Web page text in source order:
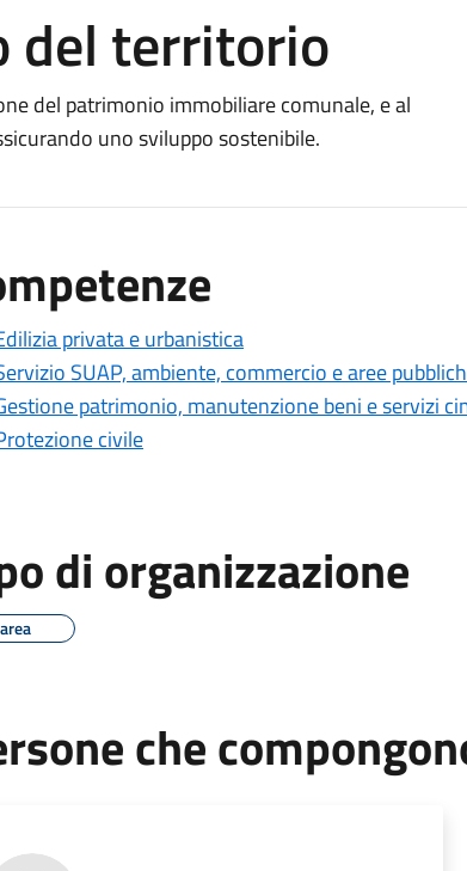
del territorio
del patrimonio immobiliare comunale, e al
uno sviluppo sostenibile.
privata e urbanistica
SUAP, ambiente, commercio e aree
patrimonio, manutenzione beni e servizi
civile
di organizzazione
area
che